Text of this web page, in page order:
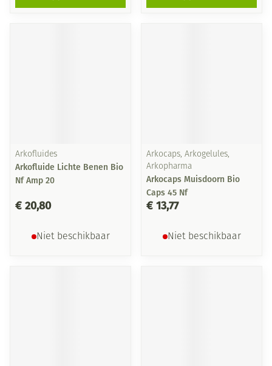
Arkofluides
Arkofluide Lichte Benen Bio
Nf Amp 20
€ 20,80
Niet beschikbaar
Arkocaps, Arkogelules,
Arkopharma
Arkocaps Muisdoorn Bio
Caps 45 Nf
€ 13,77
Niet beschikbaar